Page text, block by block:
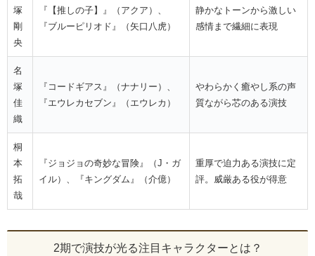
塚
剛
央
『【推しの子】』（アクア）、
『ブルーピリオド』（矢口八虎）
静かなトーンから激しい
感情まで繊細に表現
名
塚
佳
織
『コードギアス』（ナナリー）、
『エウレカセブン』（エウレカ）
やわらかく癒やし系の声
質ながら芯のある演技
桐
本
拓
哉
『ジョジョの奇妙な冒険』（J・ガ
イル）、『キングダム』（介億）
重厚で迫力ある演技に定
評。威厳ある役が得意
2期で演技が光る注目キャラクターとは？